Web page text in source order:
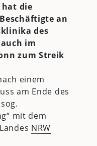
hat die
an
des
im
zum Streik
einem
am Ende des
mit dem
NRW